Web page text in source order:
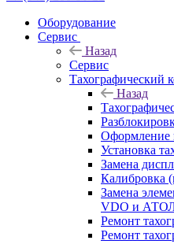
Оборудование
Сервис
Назад
Сервис
Тахографический
Назад
Оформление
Установка
Замена
Калибровка
Замена
VDO и
Ремонт
Ремонт